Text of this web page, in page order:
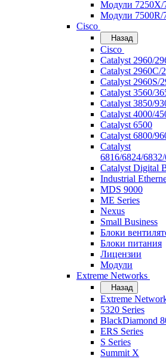
Модули 7250X/
Модули 7500R/
Cisco
Назад
Cisco
Catalyst 2960/
Catalyst 2960C/
Catalyst 2960S/
Catalyst 3560/
Catalyst 3850/
Catalyst 4000/
Catalyst 6500
Catalyst 6800/
Catalyst
6816/6824/
Catalyst Digital
Industrial
MDS 9000
ME Series
Nexus
Small Business
Блоки
Блоки питания
Лицензии
Модули
Extreme Networks
Назад
Extreme
5320 Series
BlackDiamond
ERS Series
S Series
Summit X